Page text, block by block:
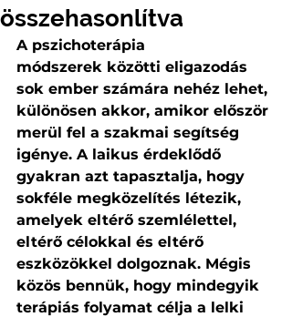
összehasonlítva
A pszichoterápia
módszerek közötti eligazodás
sok ember számára nehéz lehet,
különösen akkor, amikor először
merül fel a szakmai segítség
igénye. A laikus érdeklődő
gyakran azt tapasztalja, hogy
sokféle megközelítés létezik,
amelyek eltérő szemlélettel,
eltérő célokkal és eltérő
eszközökkel dolgoznak. Mégis
közös bennük, hogy mindegyik
terápiás folyamat célja a lelki